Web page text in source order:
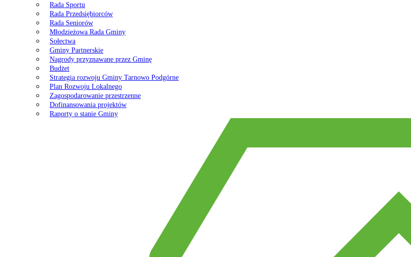
Rada Sportu
Rada Przedsiębiorców
Rada Seniorów
Młodzieżowa Rada Gminy
Sołectwa
Gminy Partnerskie
Nagrody przyznawane przez Gminę
Budżet
Strategia rozwoju Gminy Tarnowo Podgórne
Plan Rozwoju Lokalnego
Zagospodarowanie przestrzenne
Dofinansowania projektów
Raporty o stanie Gminy